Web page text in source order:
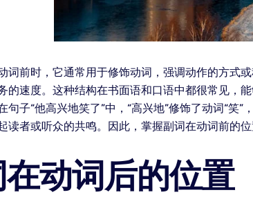
词前时，它通常用于修饰动词，强调动作的方式
的速度。这种结构在书面语和口语中都很常见，
句子“他高兴地笑了”中，“高兴地”修饰了动词“
读者或听众的共鸣。因此，掌握副词在动词前的
动词后的位置